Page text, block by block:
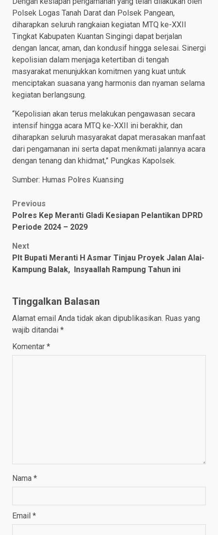
Polsek Logas Tanah Darat dan Polsek Pangean,
diharapkan seluruh rangkaian kegiatan MTQ ke-XXII
Tingkat Kabupaten Kuantan Singingi dapat berjalan
dengan lancar, aman, dan kondusif hingga selesai. Sinergi
kepolisian dalam menjaga ketertiban di tengah
masyarakat menunjukkan komitmen yang kuat untuk
menciptakan suasana yang harmonis dan nyaman selama
kegiatan berlangsung.
“Kepolisian akan terus melakukan pengawasan secara
intensif hingga acara MTQ ke-XXII ini berakhir, dan
diharapkan seluruh masyarakat dapat merasakan manfaat
dari pengamanan ini serta dapat menikmati jalannya acara
dengan tenang dan khidmat,” Pungkas Kapolsek.
Sumber: Humas Polres Kuansing
Post
navigation
Previous
Polres Kep Meranti Gladi Kesiapan Pelantikan DPRD
Periode 2024 – 2029
Next
Plt Bupati Meranti H Asmar Tinjau Proyek Jalan Alai-
Kampung Balak, Insyaallah Rampung Tahun ini
Tinggalkan Balasan
Alamat email Anda tidak akan dipublikasikan. Ruas yang
wajib ditandai *
Komentar *
Nama *
Email *